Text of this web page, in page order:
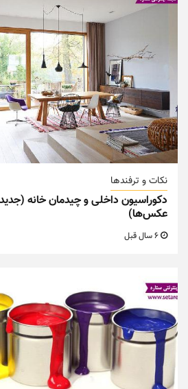
نکات و ترفندها
دکوراسیون داخلی و چیدمان خانه
عکس‌ها)